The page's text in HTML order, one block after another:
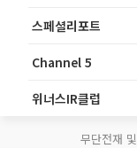
스페셜리포트
Channel 5
위너스IR클럽
무단전재